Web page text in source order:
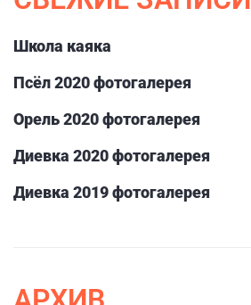
Школа каяка
Псёл 2020 фотогалерея
Орель 2020 фотогалерея
Диевка 2020 фотогалерея
Диевка 2019 фотогалерея